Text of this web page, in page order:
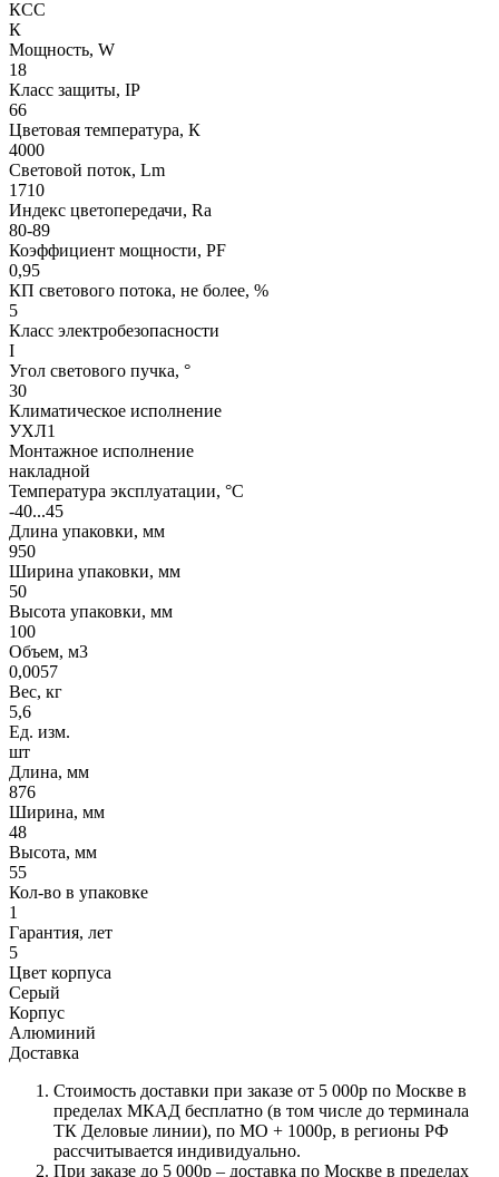
КСС
К
Мощность, W
18
Класс защиты, IP
66
Цветовая температура, К
4000
Световой поток, Lm
1710
Индекс цветопередачи, Ra
80-89
Коэффициент мощности, PF
0,95
КП светового потока, не более, %
5
Класс электробезопасности
I
Угол светового пучка, °
30
Климатическое исполнение
УХЛ1
Монтажное исполнение
накладной
Температура эксплуатации, °С
-40...45
Длина упаковки, мм
950
Ширина упаковки, мм
50
Высота упаковки, мм
100
Объем, м3
0,0057
Вес, кг
5,6
Ед. изм.
шт
Длина, мм
876
Ширина, мм
48
Высота, мм
55
Кол-во в упаковке
1
Гарантия, лет
5
Цвет корпуса
Серый
Корпус
Алюминий
Доставка
Стоимость доставки при заказе от 5 000р по Москве в
пределах МКАД бесплатно (в том числе до терминала
ТК Деловые линии), по МО + 1000р, в регионы РФ
рассчитывается индивидуально.
При заказе до 5 000р – доставка по Москве в пределах